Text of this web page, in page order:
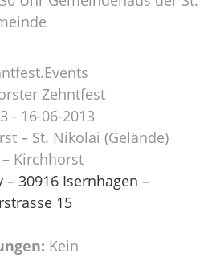
Zehntfest
- 16-06-2013
– St. Nikolai (Gelände)
Kirchhorst
– 30916 Isernhagen –
15
Kein